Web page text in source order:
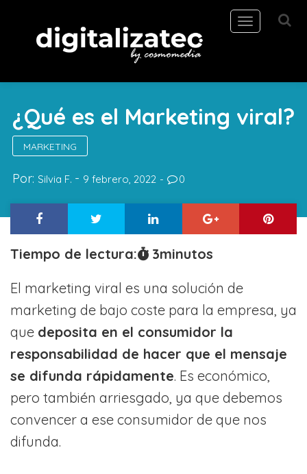
Toggle
navigation
¿Qué es el Marketing viral?
MARKETING
Por: Silvia F. 9 febrero, 2022 0
Tiempo de lectura: 3minutos
El marketing viral es una solución de
marketing de bajo coste para la empresa, ya
que deposita en el consumidor la
responsabilidad de hacer que el mensaje
se difunda rápidamente. Es económico,
pero también arriesgado, ya que debemos
convencer a ese consumidor de que nos
difunda.